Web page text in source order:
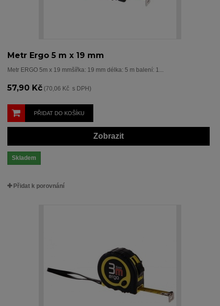
Metr Ergo 5 m x 19 mm
Metr ERGO 5m x 19 mmšířka: 19 mm délka: 5 m balení: 1...
57,90 Kč (70,06 Kč s DPH)
PŘIDAT DO KOŠÍKU
Zobrazit
Skladem
Přidat k porovnání